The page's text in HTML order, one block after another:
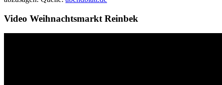
Video Weihnachtsmarkt Reinbek